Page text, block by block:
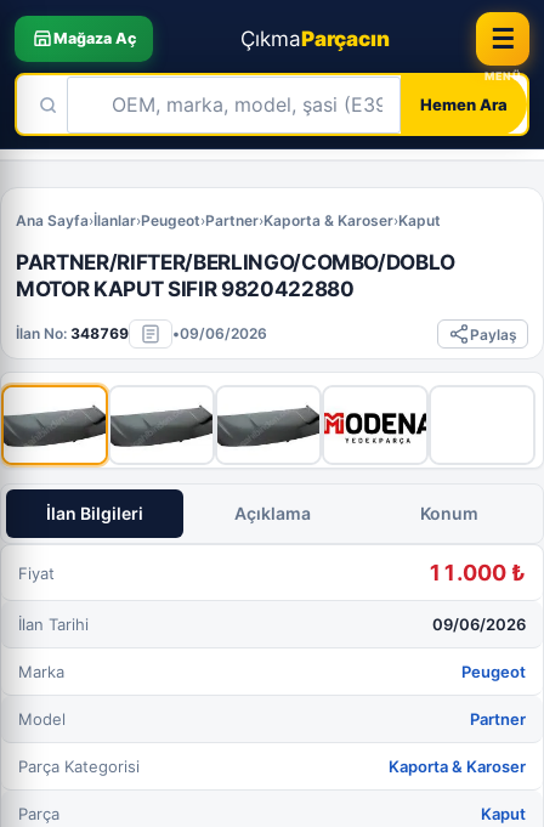
Mağaza Aç ÇıkmaParçacın
Hemen Ara
☰
Skip
content
Ana Sayfa›İlanlar›Peugeot›Partner›Kaporta & Karoser›Kaput
PARTNER/RIFTER/BER­LINGO/COMBO/DOBLO
MOTOR KAPUT SIFIR 9820422880
İlan No: 348769 •09/06/2026 Paylaş
İlan Bilgileri Açıklama Konum
Fiyat 11.000 ₺
İlan Tarihi 09/06/2026
Marka Peugeot
Model Partner
Parça Kategorisi Kaporta & Karoser
Parça Kaput